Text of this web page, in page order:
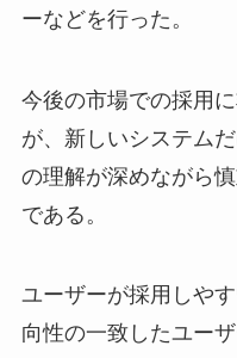
ーなどを行った。
今後の市場での採用
が、新しいシステム
の理解が深めながら
である。
ユーザーが採用しや
向性の一致したユー